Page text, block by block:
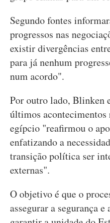
Segundo fontes
progressos nas
existir divergências
para já nenhum
num acordo".
Por outro lado, Blinken
últimos
egípcio "reafirmou o
enfatizando a
transição política ser
externas".
O objetivo é que o
assegurar a segurança